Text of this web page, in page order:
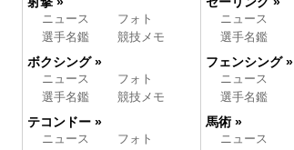
ニュース
フォト
選手名鑑
競技メモ
ボクシング »
ニュース
フォト
選手名鑑
競技メモ
テコンドー »
ニュース
フォト
ニュース
選手名鑑
フェンシング »
ニュース
選手名鑑
馬術 »
ニュース